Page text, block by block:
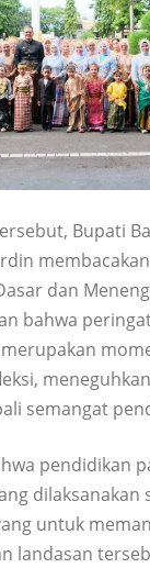
Bupati
dan
bahwa
semangat
pendidikan
dilaksanakan
untuk
landasan